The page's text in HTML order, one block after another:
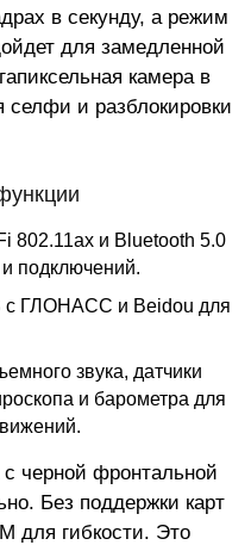
в секунду, а режим
для замедленной
камера в
селфи и разблокировки
802.11ax и Bluetooth 5.0
подключений.
с ГЛОНАСС и Beidou для
звука, датчики
и барометра для
черной фронтальной
Без поддержки карт
для гибкости. Это